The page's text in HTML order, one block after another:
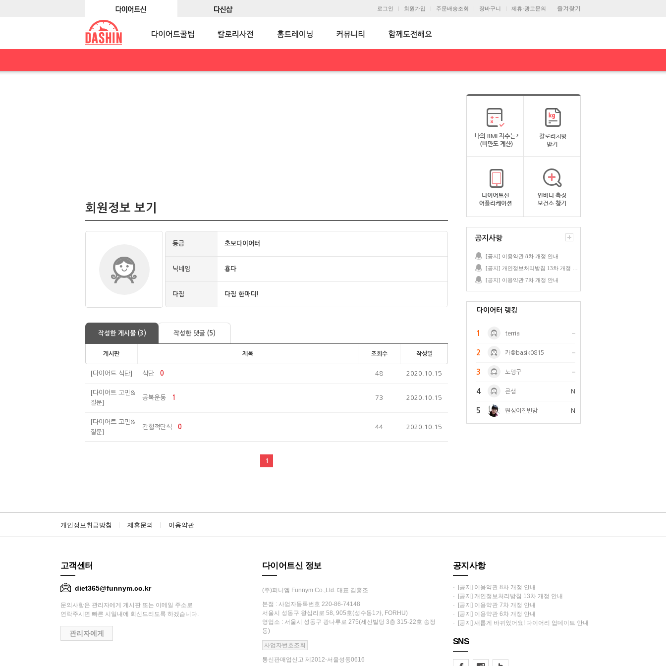
즐겨찾기
로그인 회원가입 주문배송조회 장바구니 제휴·광고문의
회원정보 보기
등급 초보다이어터
닉네임 횽다
다짐 다짐 한마디!
작성한 게시물 (3) 작성한 댓글 (5)
게시판 제목 조회수 작성일
[다이어트 식단] 식단 0 48 2020.10.15
[다이어트 고민&
질문]
공복운동 1 73 2020.10.15
[다이어트 고민&
질문]
간헐적단식 0 44 2020.10.15
1
공지사항
[공지] 이용약관 8차 개정 안내
[공지] 이용약관 7차 개정 안내
다이어터 랭킹
1 terria
2 카@basik0815
3 노맹구
4 큰샘 N
5 원싱이진빈맘 N
개인정보취급방침 제휴문의 이용약관
고객센터
diet365@funnym.co.kr
문의사항은 관리자에게 게시판 또는 이메일 주소로
연락주시면 빠른 시일내에 회신드리도록 하겠습니다.
관리자에게
다이어트신 정보
(주)퍼니엠 Funnym Co.,Ltd. 대표 김흥조
본점 : 사업자등록번호 220-86-74148
서울시 성동구 왕십리로 58, 905호(성수동1가, FORHU)
영업소 : 서울시 성동구 광나루로 275(세신빌딩 3층 315-22호 송정
동)
사업자번호조회
통신판매업신고 제2012-서울성동0616
공지사항
· [공지] 이용약관 8차 개정 안내
· [공지] 개인정보처리방침 13차 개정 안내
· [공지] 이용약관 7차 개정 안내
· [공지] 이용약관 6차 개정 안내
· [공지] 새롭게 바뀌었어요! 다이어리 업데이트 안내
SNS